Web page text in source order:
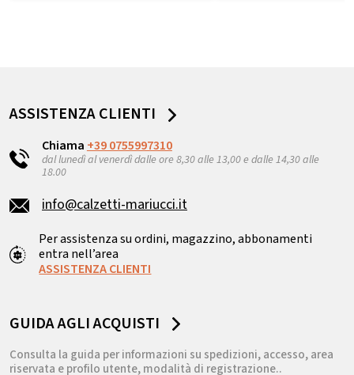
ASSISTENZA CLIENTI
Chiama +39 0755997310
dal lunedì al venerdì dalle ore 8,30 alle 13,00 e dalle 14,30 alle
18.00
info@calzetti-mariucci.it
Per assistenza su ordini, magazzino, abbonamenti
entra nell’area
ASSISTENZA CLIENTI
GUIDA AGLI ACQUISTI
Consulta la guida per informazioni su spedizioni, accesso, area
riservata e profilo utente, modalità di registrazione..